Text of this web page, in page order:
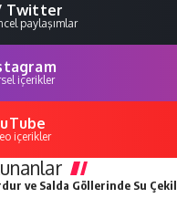
Twitter
paylaşımlar
içerikler
içerikler
ve Salda Göllerinde Su